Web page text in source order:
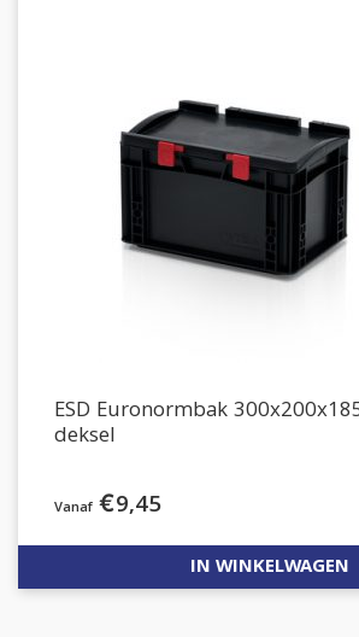
ESD Euronormbak
deksel
€9,45
IN WINKELWAGEN